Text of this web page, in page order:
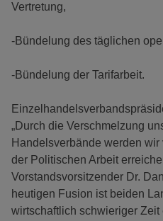
Vertretung,
-Bündelung des täglichen
-Bündelung der Tarifarbeit.
„Durch die Verschmelzung
Handelsverbände werden
der Politischen Arbeit
Vorstandsvorsitzender Dr.
heutigen Fusion ist beiden
wirtschaftlich schwieriger